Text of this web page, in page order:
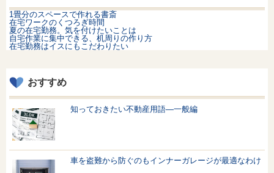
1畳分のスペースで作れる書斎
在宅ワークのくつろぎ時間
夏の在宅勤務。気を付けたいことは
自宅作業に集中できる、机周りの作り方
在宅勤務はイスにもこだわりたい
おすすめ
知っておきたい不動産用語—一般編
車を盗難から防ぐのもインナーガレージが最適なわけ